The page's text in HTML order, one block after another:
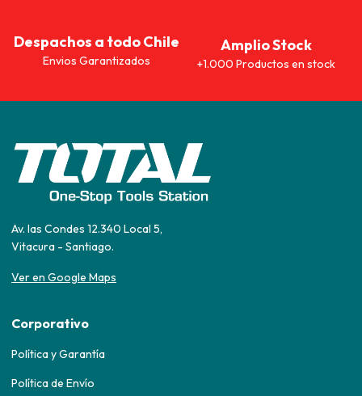
Despachos a todo Chile
Envios Garantizados
Amplio Stock
+1.000 Productos en stock
Av. las Condes 12.340 Local 5,
Vitacura - Santiago.
Ver en Google Maps
Corporativo
Política y Garantía
Política de Envío